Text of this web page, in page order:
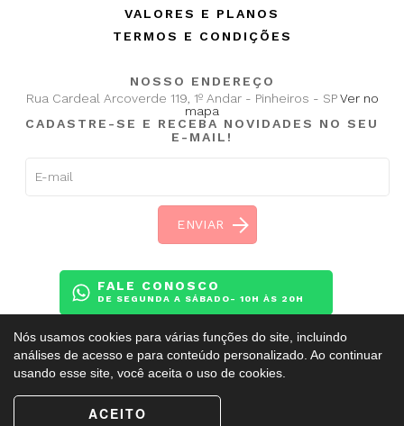
NOSSO ENDEREÇO
Rua Cardeal Arcoverde 119, 1º Andar - Pinheiros - SPVer no
mapa
CADASTRE-SE E RECEBA NOVIDADES NO SEU
E-MAIL!
FALE CONOSCO
DE SEGUNDA A SÁBADO- 10H ÀS 20H
VALORES E PLANOS
TERMOS E CONDIÇÕES
Esse site é protegido pelo reCAPTCHA e obedece a
Nós usamos cookies para várias funções do site, incluindo
análises de acesso e para conteúdo personalizado. Ao continuar
usando esse site, você aceita o uso de cookies.
ACEITO